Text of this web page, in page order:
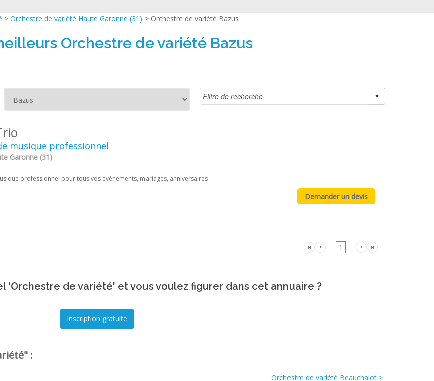
> Orchestre de variété Haute Garonne (31) > Orchestre de variété Bazus
Orchestre de variété Bazus
musique professionnel
Garonne (31)
professionnel pour tous vos événements, mariages, anniversaires
1
'Orchestre de variété' et vous voulez figurer dans cet annuaire ?
:
Orchestre de variété Beauchalot >